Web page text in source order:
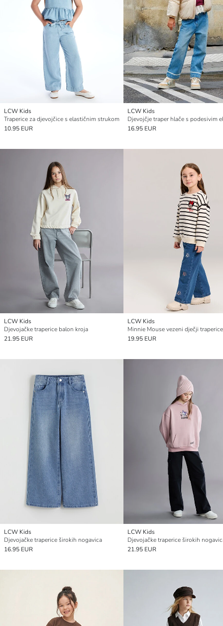
LCW Kids
Traperice za djevojčice s elastičnim strukom
10.95 EUR
LCW Kids
16.95 EUR
LCW Kids
Djevojačke traperice balon kroja
21.95 EUR
LCW Kids
Minnie Mouse vezeni dječji traperice
19.95 EUR
LCW Kids
Djevojačke traperice širokih nogavica
16.95 EUR
LCW Kids
Djevojačke traperice širokih
21.95 EUR